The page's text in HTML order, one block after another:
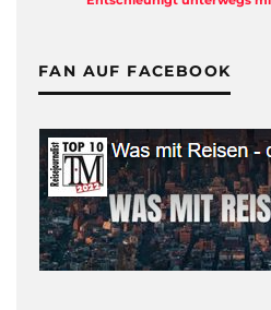
FAN AUF FACEBOOK